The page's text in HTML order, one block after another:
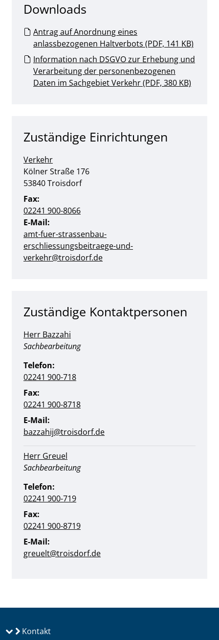
Downloads
Antrag auf Anordnung eines
anlassbezogenen Haltverbots (PDF, 141 KB)
Information nach DSGVO zur Erhebung und
Verarbeitung der personenbezogenen
Daten im Sachgebiet Verkehr (PDF, 380 KB)
Zuständige Einrichtungen
Verkehr
Straße:
Kölner Straße Hausnummer:
176
PLZ:
53840Ort:
Troisdorf
Fax:
02241 900-8066
E-Mail:
amt-fuer-strassenbau-
erschliessungsbeitraege-und-
verkehr@troisdorf.de
Zuständige Kontaktpersonen
Herr Bazzahi
Position:
Sachbearbeitung
Telefon:
02241 900-718
Fax:
02241 900-8718
E-Mail:
bazzahij@troisdorf.de
Herr Greuel
Position:
Sachbearbeitung
Telefon:
02241 900-719
Fax:
02241 900-8719
E-Mail:
greuelt@troisdorf.de
Kontakt